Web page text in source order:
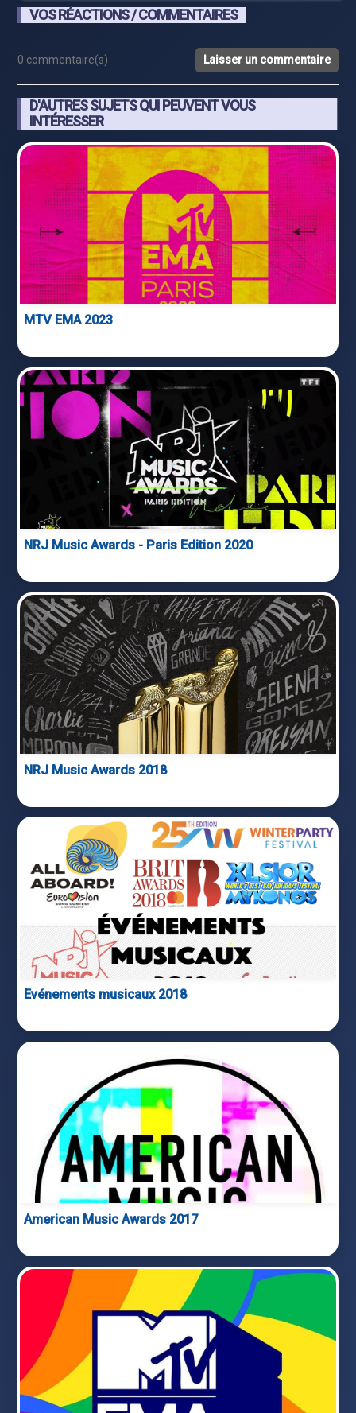
VOS RÉACTIONS / COMMENTAIRES
0 commentaire(s) Laisser un commentaire
D'AUTRES SUJETS QUI PEUVENT VOUS
INTÉRESSER
MTV EMA 2023
NRJ Music Awards - Paris Edition 2020
NRJ Music Awards 2018
Evénements musicaux 2018
American Music Awards 2017